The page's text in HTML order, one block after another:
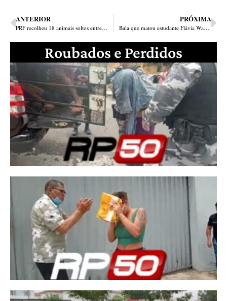
ANTERIOR
PRF recolheu 18 animais soltos entre Altos e Campo Maior
PRÓXIMA
Bala que matou estudante Flávia Wanzeler partiu da arma de Biel, conclui perícia
Roubados e Perdidos